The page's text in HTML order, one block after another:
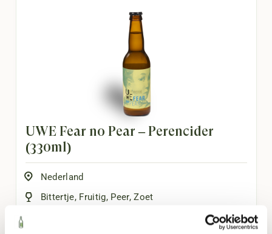
UWE Fear no Pear – Perencider
(330ml)
Nederland
Bittertje, Fruitig, Peer,Zoet